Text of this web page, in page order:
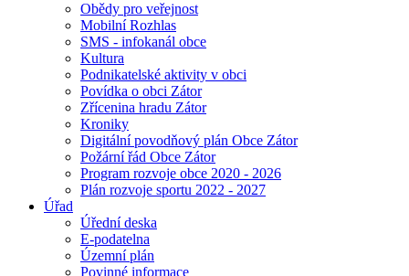
Obědy pro veřejnost
Mobilní Rozhlas
SMS - infokanál obce
Kultura
Podnikatelské aktivity v obci
Povídka o obci Zátor
Zřícenina hradu Zátor
Kroniky
Digitální povodňový plán Obce Zátor
Požární řád Obce Zátor
Program rozvoje obce 2020 - 2026
Plán rozvoje sportu 2022 - 2027
Úřad
Úřední deska
E-podatelna
Územní plán
Povinné informace